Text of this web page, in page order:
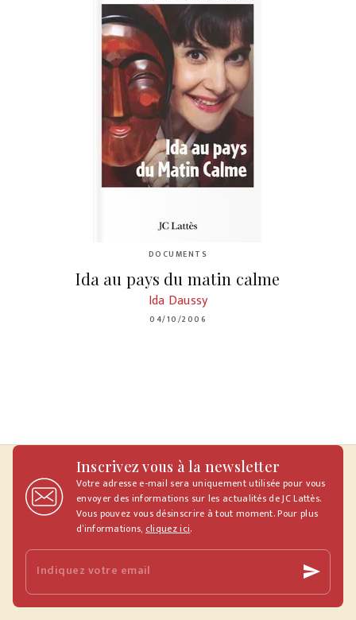
DOCUMENTS
Ida au pays du matin calme
Ida Daussy
04/10/2006
Inscrivez vous à la newsletter
Votre adresse e-mail sera uniquement utilisée pour vous
envoyer des informations sur les actualités de JC Lattès.
Vous pouvez vous désinscrire à tout moment. Pour plus
d’informations, cliquez ici.
Indiquez votre email send